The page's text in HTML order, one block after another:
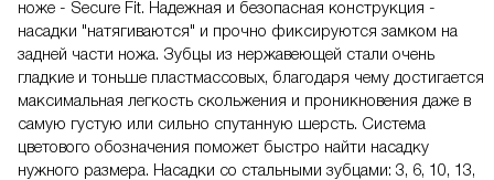
ноже - Secure Fit. Надежная и безопасная конструкция -
насадки "натягиваются" и прочно фиксируются замком на
задней части ножа. Зубцы из нержавеющей стали очень
гладкие и тоньше пластмассовых, благодаря чему достигается
максимальная легкость скольжения и проникновения даже в
самую густую или сильно спутанную шерсть. Система
цветового обозначения поможет быстро найти насадку
нужного размера. Насадки со стальными зубцами: 3, 6, 10, 13,